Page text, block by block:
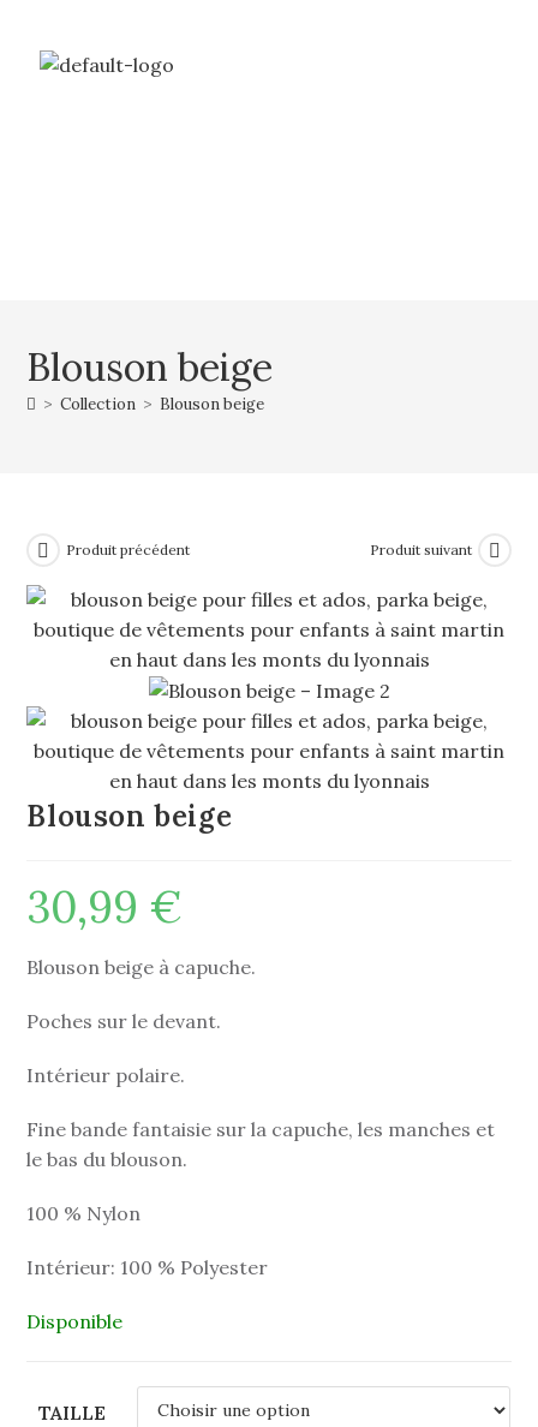
Blouson beige
> Collection > Blouson beige
Produit précédent Produit suivant
Blouson beige
30,99 €
Blouson beige à capuche.
Poches sur le devant.
Intérieur polaire.
Fine bande fantaisie sur la capuche, les manches et
le bas du blouson.
100 % Nylon
Intérieur: 100 % Polyester
Disponible
TAILLE